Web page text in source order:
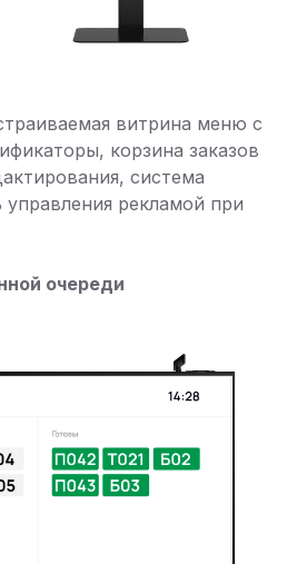
витрина меню с
корзина заказов
система
рекламой при
очереди